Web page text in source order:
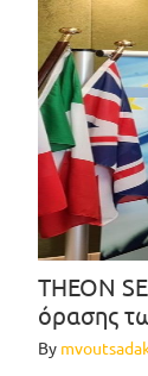
ΤΗΕΟΝ
όρασης
By